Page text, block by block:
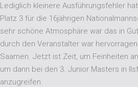
Lediglich kleinere Ausführungsfehler
Platz 3 für die 16jährigen
sehr schöne Atmosphäre war das in
durch den Veranstalter war
Saamen. Jetzt ist Zeit, um Feinheiten
um dann bei den 3. Junior Masters in
anzugreifen.